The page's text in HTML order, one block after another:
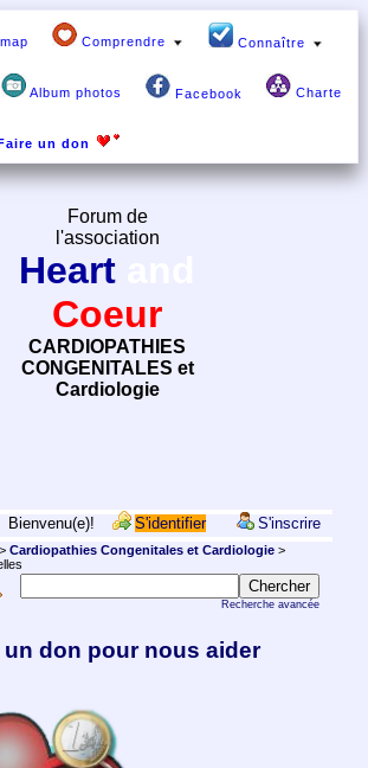
Comprendre Connaître
Album photos Facebook Charte
un don
Forum de
l'association
Heart
Coeur
CARDIOPATHIES
CONGENITALES et
Cardiologie
Bienvenu(e)! S'identifier S'inscrire
Cardiopathies Congenitales et Cardiologie>
Recherche avancée
un don pour nous aider